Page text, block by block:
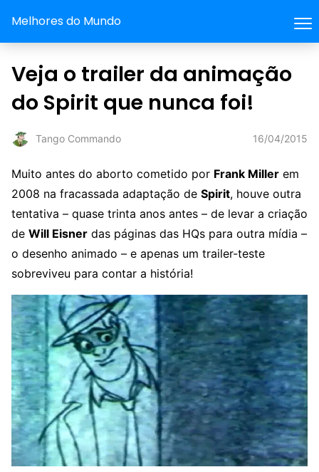
Melhores do Mundo
Veja o trailer da animação
do Spirit que nunca foi!
Tango Commando 16/04/2015
Muito antes do aborto cometido por Frank Miller em
2008 na fracassada adaptação de Spirit, houve outra
tentativa – quase trinta anos antes – de levar a criação
de Will Eisner das páginas das HQs para outra mídia –
o desenho animado – e apenas um trailer-teste
sobreviveu para contar a história!